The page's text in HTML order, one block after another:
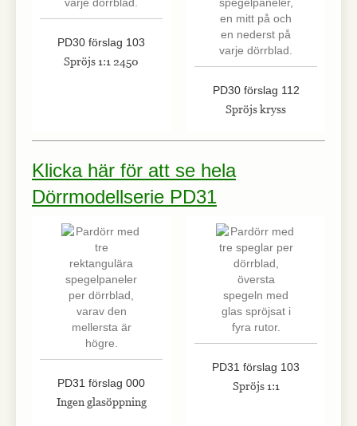
PD30 förslag 103
Spröjs 1:1 2450
PD30 förslag 112
Spröjs kryss
Klicka här för att se hela
Dörrmodellserie PD31
PD31 förslag 000
Ingen glasöppning
PD31 förslag 103
Spröjs 1:1